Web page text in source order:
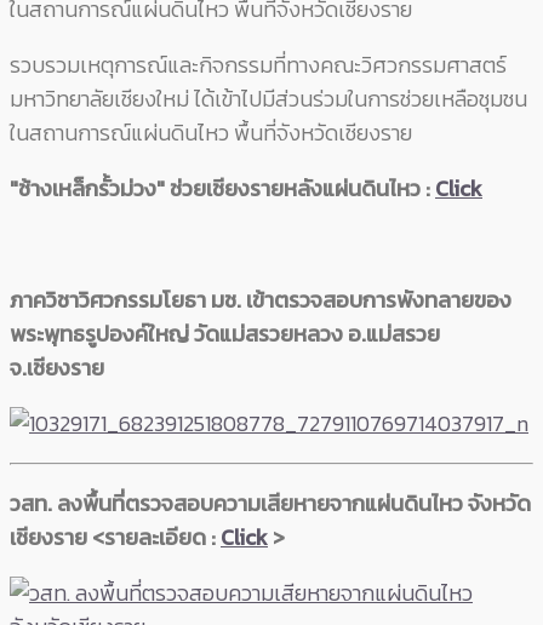
ในสถานการณ์แผ่นดินไหว พื้นที่จังหวัดเชียงราย
รวบรวมเหตุการณ์และกิจกรรมที่ทางคณะวิศวกรรมศาสตร์
มหาวิทยาลัยเชียงใหม่ ได้เข้าไปมีส่วนร่วมในการช่วยเหลือชุมชน
ในสถานการณ์แผ่นดินไหว พื้นที่จังหวัดเชียงราย
"ช้างเหล็กรั้วม่วง" ช่วยเชียงรายหลังแผ่นดินไหว :Click
ภาควิชาวิศวกรรมโยธา มช. เข้าตรวจสอบการพังทลายของ
พระพุทธรูปองค์ใหญ่ วัดแม่สรวยหลวง อ.แม่สรวย
จ.เชียงราย
วสท. ลงพื้นที่ตรวจสอบความเสียหายจากแผ่นดินไหว จังหวัด
เชียงราย <รายละเอียด :Click>